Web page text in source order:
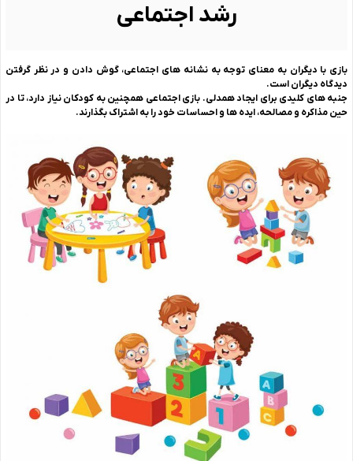
رشد اجتماعی
بازی با دیگران به معنای توجه به نشانه های اجتماعی، گوش دادن و در نظر گرفتن
دیدگاه دیگران است.
جنبه های کلیدی برای ایجاد همدلی. بازی اجتماعی همچنین به کودکان نیاز دارد، تا در
حین مذاکره و مصالحه، ایده ها و احساسات خود را به اشتراک بگذارند.